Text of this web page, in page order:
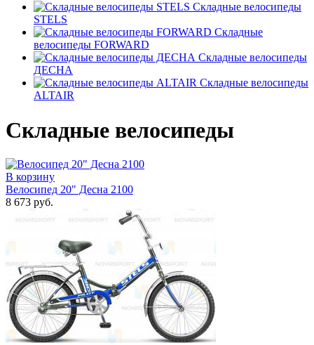
Складные велосипеды
STELS
Складные
велосипеды FORWARD
Складные велосипеды
ДЕСНА
Складные велосипеды
ALTAIR
Складные велосипеды
В корзину
Велосипед 20" Десна 2100
8 673 руб.